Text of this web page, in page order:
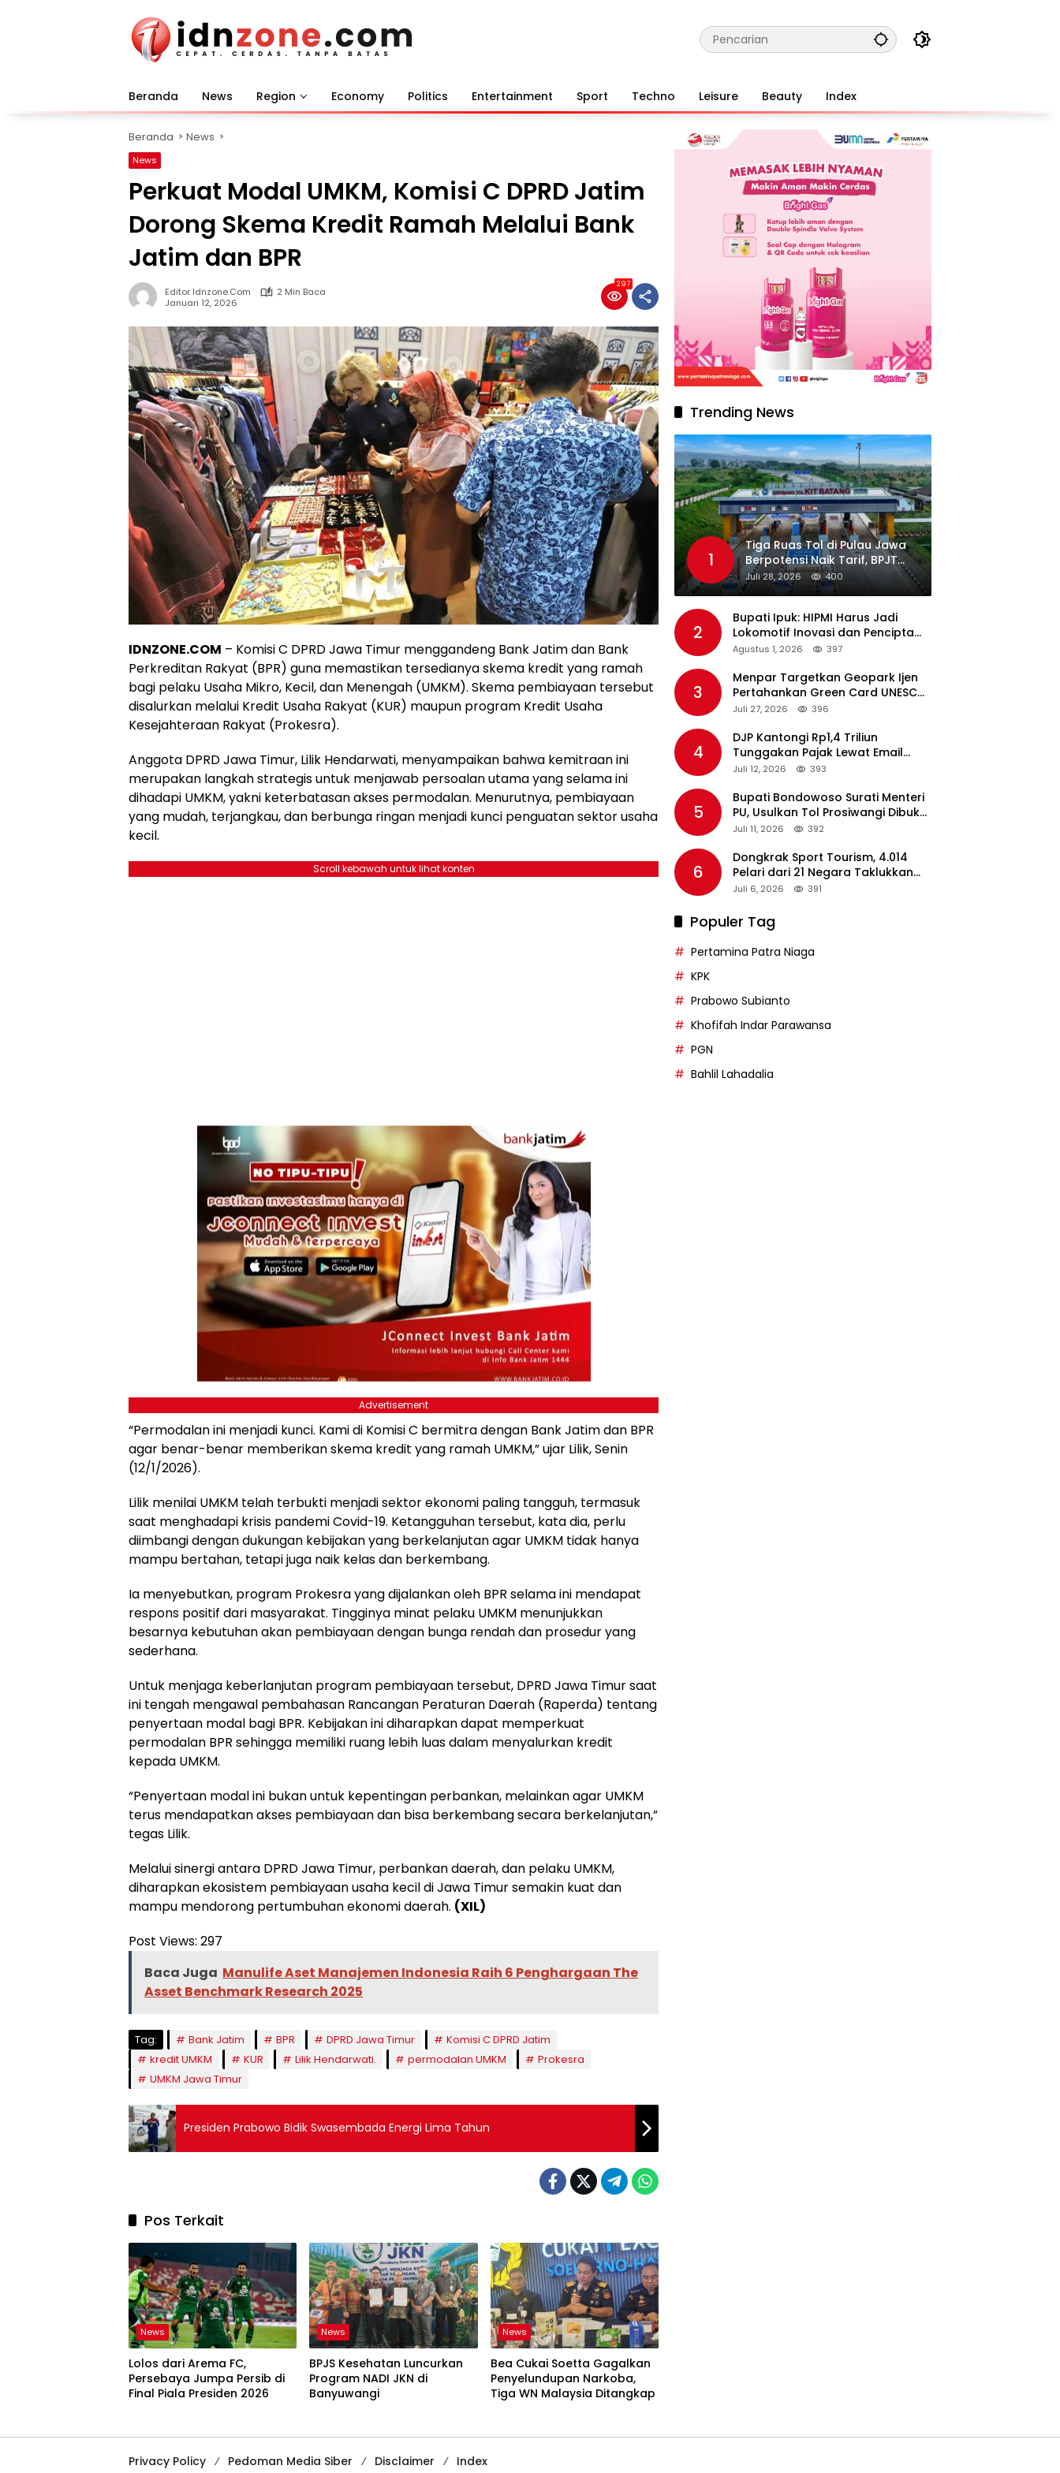
Beranda News Region Economy Politics Entertainment Sport Techno Leisure Beauty Index
Beranda News
News
Perkuat Modal UMKM, Komisi C DPRD Jatim
Dorong Skema Kredit Ramah Melalui Bank
Jatim dan BPR
Editor Idnzone.com
2 Min Baca
Januari 12, 2026
297
IDNZONE.COM – Komisi C DPRD Jawa Timur menggandeng Bank Jatim dan Bank
Perkreditan Rakyat (BPR) guna memastikan tersedianya skema kredit yang ramah
bagi pelaku Usaha Mikro, Kecil, dan Menengah (UMKM). Skema pembiayaan tersebut
disalurkan melalui Kredit Usaha Rakyat (KUR) maupun program Kredit Usaha
Kesejahteraan Rakyat (Prokesra).
Anggota DPRD Jawa Timur, Lilik Hendarwati, menyampaikan bahwa kemitraan ini
merupakan langkah strategis untuk menjawab persoalan utama yang selama ini
dihadapi UMKM, yakni keterbatasan akses permodalan. Menurutnya, pembiayaan
yang mudah, terjangkau, dan berbunga ringan menjadi kunci penguatan sektor usaha
kecil.
Scroll kebawah untuk lihat konten
Advertisement
“Permodalan ini menjadi kunci. Kami di Komisi C bermitra dengan Bank Jatim dan BPR
agar benar-benar memberikan skema kredit yang ramah UMKM,” ujar Lilik, Senin
(12/1/2026).
Lilik menilai UMKM telah terbukti menjadi sektor ekonomi paling tangguh, termasuk
saat menghadapi krisis pandemi Covid-19. Ketangguhan tersebut, kata dia, perlu
diimbangi dengan dukungan kebijakan yang berkelanjutan agar UMKM tidak hanya
mampu bertahan, tetapi juga naik kelas dan berkembang.
Ia menyebutkan, program Prokesra yang dijalankan oleh BPR selama ini mendapat
respons positif dari masyarakat. Tingginya minat pelaku UMKM menunjukkan
besarnya kebutuhan akan pembiayaan dengan bunga rendah dan prosedur yang
sederhana.
Untuk menjaga keberlanjutan program pembiayaan tersebut, DPRD Jawa Timur saat
ini tengah mengawal pembahasan Rancangan Peraturan Daerah (Raperda) tentang
penyertaan modal bagi BPR. Kebijakan ini diharapkan dapat memperkuat
permodalan BPR sehingga memiliki ruang lebih luas dalam menyalurkan kredit
kepada UMKM.
“Penyertaan modal ini bukan untuk kepentingan perbankan, melainkan agar UMKM
terus mendapatkan akses pembiayaan dan bisa berkembang secara berkelanjutan,”
tegas Lilik.
Melalui sinergi antara DPRD Jawa Timur, perbankan daerah, dan pelaku UMKM,
diharapkan ekosistem pembiayaan usaha kecil di Jawa Timur semakin kuat dan
mampu mendorong pertumbuhan ekonomi daerah. (XIL)
Post Views: 297
Baca Juga Manulife Aset Manajemen Indonesia Raih 6 Penghargaan The
Asset Benchmark Research 2025
Tag: Bank Jatim BPR DPRD Jawa Timur
Komisi C DPRD Jatim
kredit UMKM
KUR Lilik Hendarwati. permodalan UMKM
Prokesra
UMKM Jawa Timur
Presiden Prabowo Bidik Swasembada Energi Lima Tahun
Pos Terkait
News
Lolos dari Arema FC,
Persebaya Jumpa Persib di
Final Piala Presiden 2026
News
BPJS Kesehatan Luncurkan
Program NADI JKN di
Banyuwangi
News
Bea Cukai Soetta Gagalkan
Penyelundupan Narkoba,
Tiga WN Malaysia Ditangkap
Trending News
1
Tiga Ruas Tol di Pulau Jawa
Berpotensi Naik Tarif, BPJT
Tunggu Hasil Evaluasi
Standar Pelayanan
Juli 28, 2026 400
2
Bupati Ipuk: HIPMI Harus Jadi
Lokomotif Inovasi dan Pencipta
Lapangan Kerja
Agustus 1, 2026 397
3
Menpar Targetkan Geopark Ijen
Pertahankan Green Card UNESCO
pada Revalidasi Agustus 2026
Juli 27, 2026 396
4
DJP Kantongi Rp1,4 Triliun
Tunggakan Pajak Lewat Email
Pengingat, Total Piutang Masih
Juli 12, 2026 393
5
Bupati Bondowoso Surati Menteri
PU, Usulkan Tol Prosiwangi Dibuka
Sementara
Juli 11, 2026 392
6
Dongkrak Sport Tourism, 4.014
Pelari dari 21 Negara Taklukkan
Jalur Ekstrem Mantra 116
Juli 6, 2026 391
Populer Tag
Pertamina Patra Niaga
KPK
Prabowo Subianto
Khofifah Indar Parawansa
PGN
Bahlil Lahadalia
Privacy Policy Pedoman Media Siber Disclaimer Index